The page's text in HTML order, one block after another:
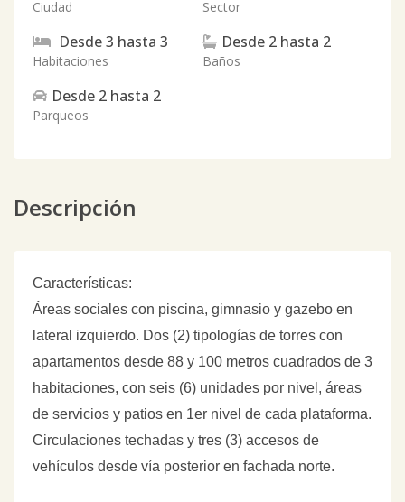
Ciudad Sector
Desde3 hasta 3
Habitaciones
Desde 2 hasta 2
Baños
Desde 2 hasta 2
Parqueos
Descripción
Características:
Áreas sociales con piscina, gimnasio y gazebo en
lateral izquierdo. Dos (2) tipologías de torres con
apartamentos desde 88 y 100 metros cuadrados de 3
habitaciones, con seis (6) unidades por nivel, áreas
de servicios y patios en 1er nivel de cada plataforma.
Circulaciones techadas y tres (3) accesos de
vehículos desde vía posterior en fachada norte.